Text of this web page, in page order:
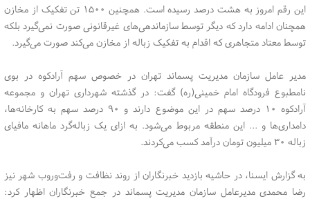
این رقم امروز به هشت درصد رسیده است. همچنین ۱۵۰۰ تن تفکیک از مخازن
همچنان ادامه دارد که دیگر توسط سازماندهی‌های غیرقانونی صورت نمی‌گیرد بلکه
توسط معتاد متجاهری که اقدام به تفکیک زباله از مخازن می‌کند صورت می‌گیرد.
مدیر عامل سازمان مدیریت پسماند تهران در خصوص سهم آرادکوه در بوی
نامطبوع فرودگاه امام خمینی(ره) گفت: در گذشته شهرداری تهران و مجموعه
آرادکوه ۱۰ درصد سهم در این موضوع دارند و ۹۰ درصد سهم به کارخانه‌ها،
دامداری‌ها و ... این منطقه مربوط می‌شود. به ازای یک زباله‌گرد ماهانه مافیای
زباله ۳۰ میلیون تومان درآمد کسب می‌کردند.
به گزارش ایسنا، در حاشیه بازدید خبرنگاران از روند نظافت و رفت‌وروب شهر نیز
رضا محمدی مدیرعامل سازمان مدیریت پسماند در جمع خبرنگاران اظهار کرد: